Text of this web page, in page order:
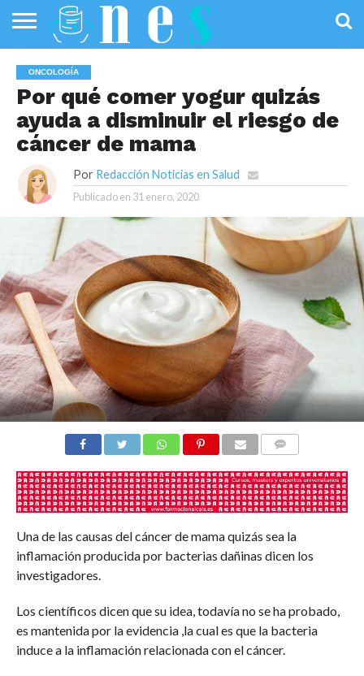
PÚBLICA
SANIDAD
INVESTIGACIÓN
ENTREVISTAS
PROFESIONALES
DE LA SALUD
INFOGRAFÍAS
DE SALUD
OPINIÓN
ONCOLOGÍA
Por qué comer yogur quizás
ayuda a disminuir el riesgo de
cáncer de mama
Por Redacción Noticias en Salud
Publicado en 31 enero, 2020
Una de las causas del cáncer de mama quizás sea la
inflamación producida por bacterias dañinas dicen los
investigadores.
Los científicos dicen que su idea, todavía no se ha probado,
es mantenida por la evidencia ,la cual es que la bacteria
induce a la inflamación relacionada con el cáncer.